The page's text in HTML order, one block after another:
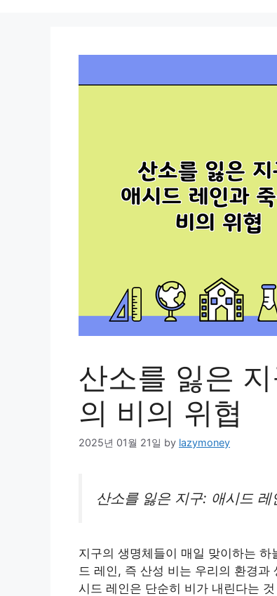
산소를 잃은
의 비의 위협
2025년 01월 21일 by lazymoney
산소를 잃은 지구: 애시드
지구의 생명체들이 매일 맞이하는
드 레인, 즉 산성 비는 우리의 환경
시드 레인은 단순히 비가 내린다는